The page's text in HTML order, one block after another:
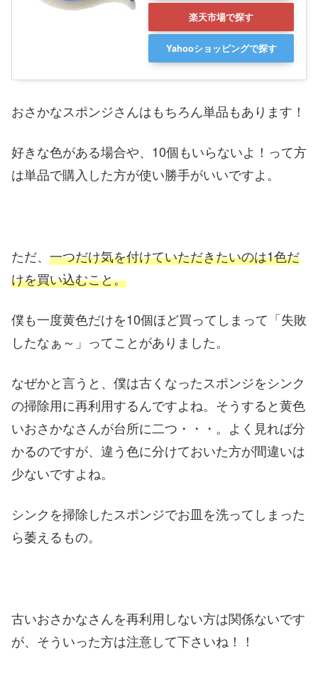
楽天市場で探す
Yahooショッピングで探す
おさかなスポンジさんはもちろん単品もあります！
好きな色がある場合や、10個もいらないよ！って方
は単品で購入した方が使い勝手がいいですよ。
ただ、 一つだけ気を付けていただきたいのは1色だ
けを買い込むこと。
僕も一度黄色だけを10個ほど買ってしまって「失敗
したなぁ～」ってことがありました。
なぜかと言うと、僕は古くなったスポンジをシンク
の掃除用に再利用するんですよね。そうすると黄色
いおさかなさんが台所に二つ・・・。よく見れば分
かるのですが、違う色に分けておいた方が間違いは
少ないですよね。
シンクを掃除したスポンジでお皿を洗ってしまった
ら萎えるもの。
古いおさかなさんを再利用しない方は関係ないです
が、そういった方は注意して下さいね！！